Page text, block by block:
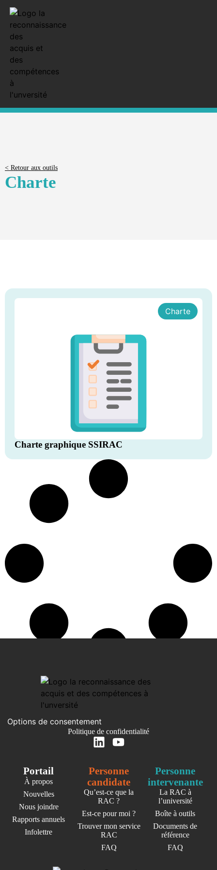
< Retour aux outils
Charte
Charte
Charte graphique SSIRAC
Options de consentement
Politique de confidentialité
Portail
À propos
Nouvelles
Nous joindre
Rapports annuels
Infolettre
Personne
candidate
Qu’est-ce que la
RAC ?
Est-ce pour moi ?
Trouver mon service
RAC
FAQ
Personne
intervenante
La RAC à
l’université
Boîte à outils
Documents de
référence
FAQ